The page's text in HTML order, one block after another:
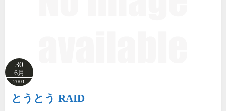
30
6月
2001
とうとう RAID